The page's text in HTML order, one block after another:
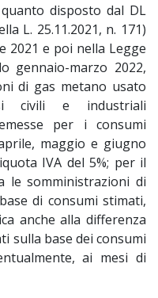
disposto dal DL
L. 25.11.2021, n. 171)
2021 e poi nella Legge
gennaio-marzo 2022,
di gas metano usato
civili e industriali
per i consumi
maggio e giugno
IVA del 5%; per il
le somministrazioni di
di consumi stimati,
anche alla differenza
sulla base dei consumi
ai mesi di